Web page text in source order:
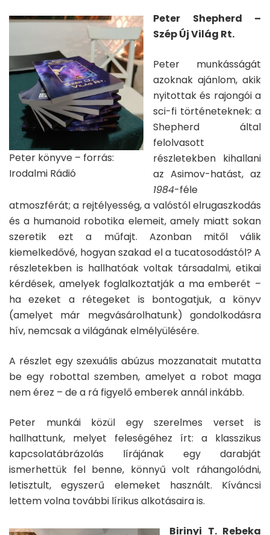
Peter könyve – forrás:
Irodalmi Rádió
Peter Shepherd –
Szép Új Világ Rt.
Peter munkásságát
azoknak ajánlom, akik
nyitottak és rajongói a
sci-fi történeteknek: a
Shepherd által
felolvasott
részletekben kihallani
az Asimov-hatást, az
1984-féle
atmoszférát; a rejtélyesség, a valóstól elrugaszkodás
és a humanoid robotika elemeit, amely miatt sokan
szeretik ezt a műfajt. Azonban mitől válik
kiemelkedővé, hogyan szakad el a tucatosodástól? A
részletekben is hallhatóak voltak társadalmi, etikai
kérdések, amelyek foglalkoztatják a ma emberét –
ha ezeket a rétegeket is bontogatjuk, a könyv
(amelyet már megvásárolhatunk) gondolkodásra
hív, nemcsak a világának elmélyülésére.
A részlet egy szexuális abúzus mozzanatait mutatta
be egy robottal szemben, amelyet a robot maga
nem érez – de a rá figyelő emberek annál inkább.
Peter munkái közül egy szerelmes verset is
hallhattunk, melyet feleségéhez írt: a klasszikus
kapcsolatábrázolás lírájának egy darabját
ismerhettük fel benne, könnyű volt ráhangolódni,
letisztult, egyszerű elemeket használt. Kíváncsi
lettem volna további lírikus alkotásaira is.
Birinyi T. Rebeka